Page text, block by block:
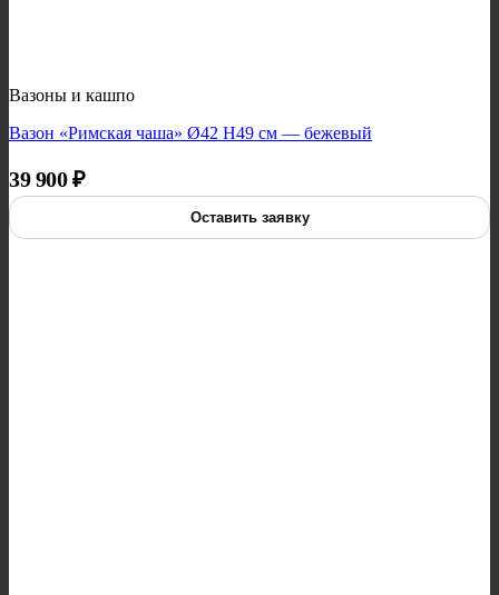
Вазоны и кашпо
Вазон «Римская чаша» Ø42 H49 см — бежевый
39 900₽
Оставить заявку